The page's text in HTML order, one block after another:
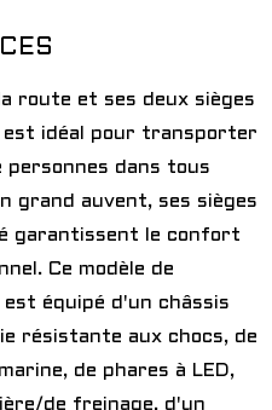
route et ses deux sièges
idéal pour transporter
dans tous
grand auvent, ses sièges
garantissent le confort
Ce modèle de
équipé d'un châssis
résistante aux chocs, de
de phares à LED,
de freinage, d'un